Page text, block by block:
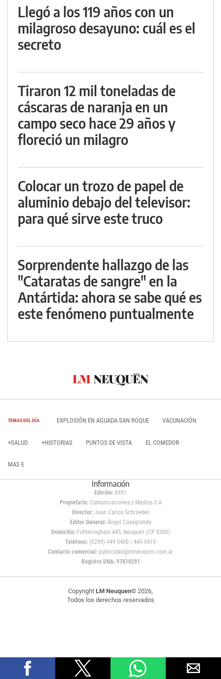
Llegó a los 119 años con un
milagroso desayuno: cuál es el
secreto
Tiraron 12 mil toneladas de
cáscaras de naranja en un
campo seco hace 29 años y
floreció un milagro
Colocar un trozo de papel de
aluminio debajo del televisor:
para qué sirve este truco
Sorprendente hallazgo de las
"Cataratas de sangre" en la
Antártida: ahora se sabe qué es
este fenómeno puntualmente
TEMAS DEL DÍA EXPLOSIÓN EN AGUADA SAN ROQUE VACUNACIÓN
+SALUD +HISTORIAS PUNTOS DE VISTA EL COMEDOR
MAS E
Información
Edición: 6951
Propietario:Comunicaciones y Medios S.A
Director: Juan Carlos Schroeder
Editor General:Ángel Casagrande
Domicilio:Fotheringham 445, Neuquén (CP 8300)
Teléfono: (0299) 449 0400 / 449 0410
Contacto comercial: publicidad@lmneuquen.com.ar
Registro DNA: 97810291
Copyright LM Neuquen© 2026,
Todos los derechos reservados